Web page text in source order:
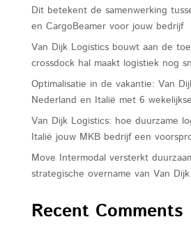
Dit betekent de samenwerking
en CargoBeamer voor jouw bedrijf
Van Dijk Logistics bouwt aan de
crossdock hal maakt logistiek nog
Optimalisatie in de vakantie: Van
Nederland en Italië met 6
Van Dijk Logistics: hoe duurzame
Italië jouw MKB bedrijf een
Move Intermodal versterkt
strategische overname van Van
Recent Comments